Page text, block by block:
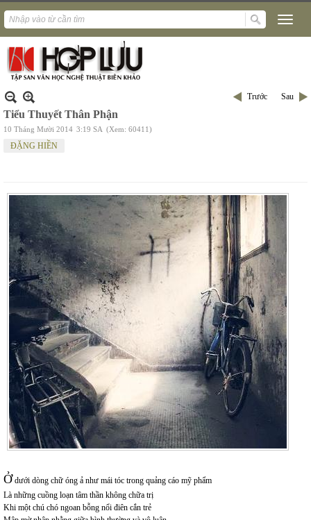
Trước Sau
Tiểu Thuyết Thân Phận
10 Tháng Mười 2014 3:19 SA (Xem: 60411)
ĐẶNG HIỀN
Ở dưới dòng chữ óng ả như mái tóc trong quảng cáo mỹ phẩm
Là những cuồng loạn tâm thần không chữa trị
Khi một chú chó ngoan bỗng nổi điên cắn trẻ